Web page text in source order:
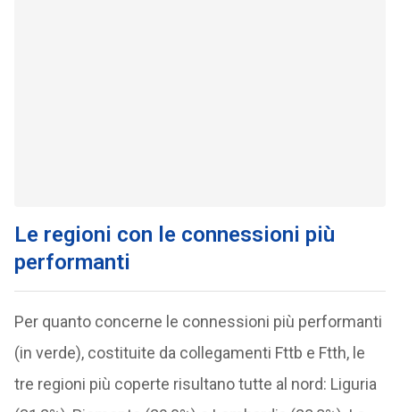
Le regioni con le connessioni più
performanti
Per quanto concerne le connessioni più performanti
(in verde), costituite da collegamenti Fttb e Ftth, le
tre regioni più coperte risultano tutte al nord: Liguria